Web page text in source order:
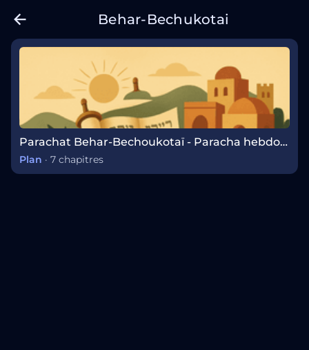
Behar-Bechukotai
Parachat Behar-Bechoukotaï - Paracha hebdomadaire
Plan · 7 chapitres